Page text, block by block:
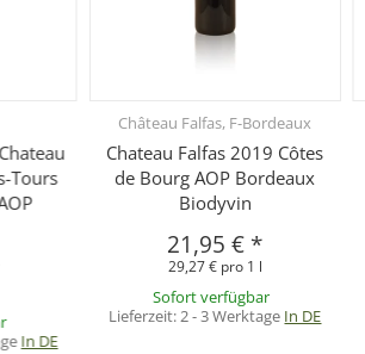
Tours
In DE
Château Falfas, F-Bordeaux
Chateau Falfas 2019 Côtes
de Bourg AOP Bordeaux
Biodyvin
21,95 € *
29,27 € pro 1 l
Sofort verfügbar
Lieferzeit:2 - 3 Werktage In DE